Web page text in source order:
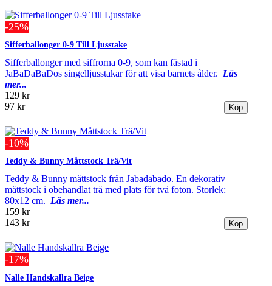
-25%
Sifferballonger 0-9 Till Ljusstake
Sifferballonger med siffrorna 0-9, som kan fästad i
JaBaDaBaDos singelljusstakar för att visa barnets ålder. Läs
mer...
129 kr
97 kr
-10%
Teddy & Bunny Måttstock Trä/Vit
Teddy & Bunny måttstock från Jabadabado. En dekorativ
måttstock i obehandlat trä med plats för två foton. Storlek:
80x12 cm. Läs mer...
159 kr
143 kr
-17%
Nalle Handskallra Beige